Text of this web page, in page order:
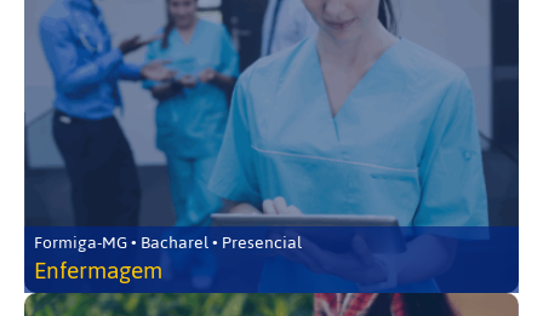
Formiga-MG • Bacharel • Presencial
Enfermagem